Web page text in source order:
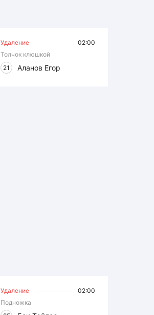
Удаление
02:00
Толчок клюшкой
21
Аланов Егор
Удаление
02:00
Подножка